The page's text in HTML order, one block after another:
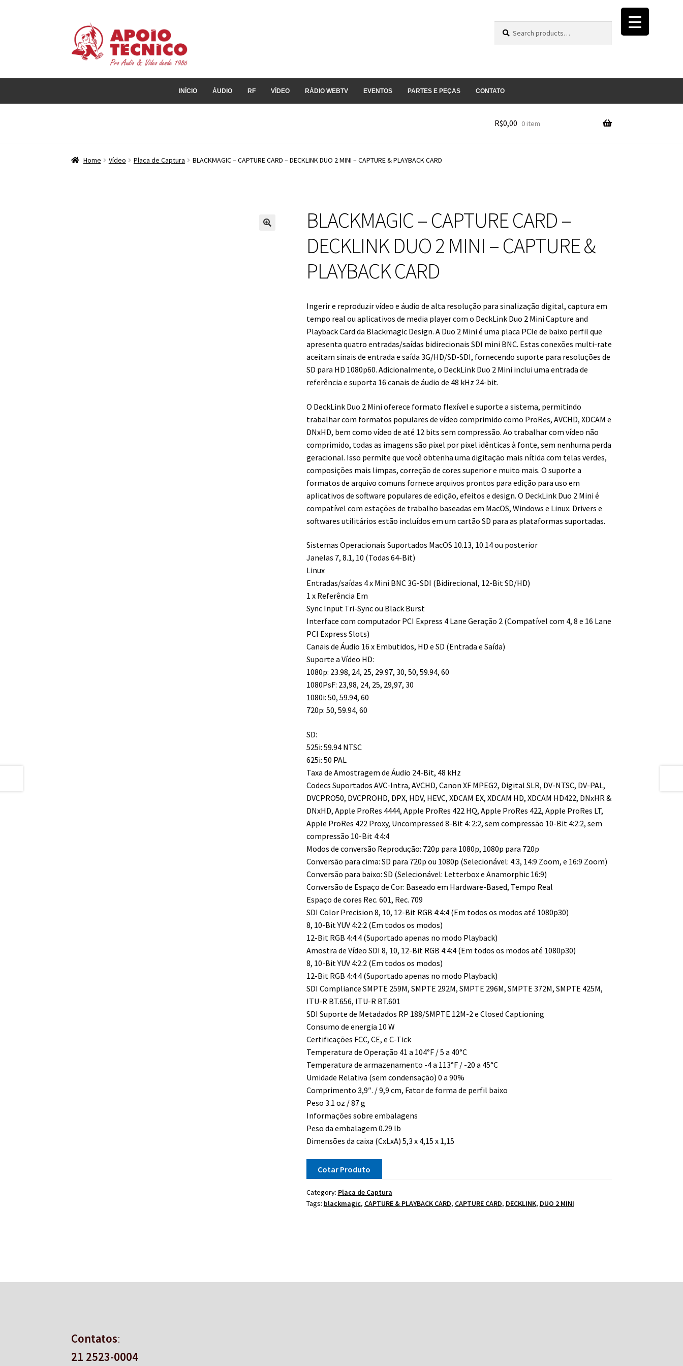
Pular
para
navegação
Pular
para
o
for:
INÍCIO ÁUDIO RF VÍDEO RÁDIO WEBTV EVENTOS PARTES E PEÇAS CONTATO
R$0,00 0 item
Home Vídeo Placa de Captura BLACKMAGIC – CAPTURE CARD – DECKLINK DUO 2 MINI – CAPTURE & PLAYBACK CARD
BLACKMAGIC – CAPTURE CARD –
DECKLINK DUO 2 MINI – CAPTURE &
PLAYBACK CARD
Ingerir e reproduzir vídeo e áudio de alta resolução para sinalização digital, captura em
tempo real ou aplicativos de media player com o DeckLink Duo 2 Mini Capture and
Playback Card da Blackmagic Design. A Duo 2 Mini é uma placa PCIe de baixo perfil que
apresenta quatro entradas/saídas bidirecionais SDI mini BNC. Estas conexões multi-rate
aceitam sinais de entrada e saída 3G/HD/SD-SDI, fornecendo suporte para resoluções de
SD para HD 1080p60. Adicionalmente, o DeckLink Duo 2 Mini inclui uma entrada de
referência e suporta 16 canais de áudio de 48 kHz 24-bit.
O DeckLink Duo 2 Mini oferece formato flexível e suporte a sistema, permitindo
trabalhar com formatos populares de vídeo comprimido como ProRes, AVCHD, XDCAM e
DNxHD, bem como vídeo de até 12 bits sem compressão. Ao trabalhar com vídeo não
comprimido, todas as imagens são pixel por pixel idênticas à fonte, sem nenhuma perda
geracional. Isso permite que você obtenha uma digitação mais nítida com telas verdes,
composições mais limpas, correção de cores superior e muito mais. O suporte a
formatos de arquivo comuns fornece arquivos prontos para edição para uso em
aplicativos de software populares de edição, efeitos e design. O DeckLink Duo 2 Mini é
compatível com estações de trabalho baseadas em MacOS, Windows e Linux. Drivers e
softwares utilitários estão incluídos em um cartão SD para as plataformas suportadas.
Sistemas Operacionais Suportados MacOS 10.13, 10.14 ou posterior
Janelas 7, 8.1, 10 (Todas 64-Bit)
Linux
Entradas/saídas 4 x Mini BNC 3G-SDI (Bidirecional, 12-Bit SD/HD)
1 x Referência Em
Sync Input Tri-Sync ou Black Burst
Interface com computador PCI Express 4 Lane Geração 2 (Compatível com 4, 8 e 16 Lane
PCI Express Slots)
Canais de Áudio 16 x Embutidos, HD e SD (Entrada e Saída)
Suporte a Vídeo HD:
1080p: 23.98, 24, 25, 29.97, 30, 50, 59.94, 60
1080PsF: 23,98, 24, 25, 29,97, 30
1080i: 50, 59.94, 60
720p: 50, 59.94, 60
SD:
525i: 59.94 NTSC
625i: 50 PAL
Taxa de Amostragem de Áudio 24-Bit, 48 kHz
Codecs Suportados AVC-Intra, AVCHD, Canon XF MPEG2, Digital SLR, DV-NTSC, DV-PAL,
DVCPRO50, DVCPROHD, DPX, HDV, HEVC, XDCAM EX, XDCAM HD, XDCAM HD422, DNxHR &
DNxHD, Apple ProRes 4444, Apple ProRes 422 HQ, Apple ProRes 422, Apple ProRes LT,
Apple ProRes 422 Proxy, Uncompressed 8-Bit 4: 2:2, sem compressão 10-Bit 4:2:2, sem
compressão 10-Bit 4:4:4
Modos de conversão Reprodução: 720p para 1080p, 1080p para 720p
Conversão para cima: SD para 720p ou 1080p (Selecionável: 4:3, 14:9 Zoom, e 16:9 Zoom)
Conversão para baixo: SD (Selecionável: Letterbox e Anamorphic 16:9)
Conversão de Espaço de Cor: Baseado em Hardware-Based, Tempo Real
Espaço de cores Rec. 601, Rec. 709
SDI Color Precision 8, 10, 12-Bit RGB 4:4:4 (Em todos os modos até 1080p30)
8, 10-Bit YUV 4:2:2 (Em todos os modos)
12-Bit RGB 4:4:4 (Suportado apenas no modo Playback)
Amostra de Vídeo SDI 8, 10, 12-Bit RGB 4:4:4 (Em todos os modos até 1080p30)
8, 10-Bit YUV 4:2:2 (Em todos os modos)
12-Bit RGB 4:4:4 (Suportado apenas no modo Playback)
SDI Compliance SMPTE 259M, SMPTE 292M, SMPTE 296M, SMPTE 372M, SMPTE 425M,
ITU-R BT.656, ITU-R BT.601
SDI Suporte de Metadados RP 188/SMPTE 12M-2 e Closed Captioning
Consumo de energia 10 W
Certificações FCC, CE, e C-Tick
Temperatura de Operação 41 a 104°F / 5 a 40°C
Temperatura de armazenamento -4 a 113°F / -20 a 45°C
Umidade Relativa (sem condensação) 0 a 90%
Comprimento 3,9″. / 9,9 cm, Fator de forma de perfil baixo
Peso 3.1 oz / 87 g
Informações sobre embalagens
Peso da embalagem 0.29 lb
Dimensões da caixa (CxLxA) 5,3 x 4,15 x 1,15
Cotar Produto
Category: Placa de Captura
Tags: blackmagic, CAPTURE & PLAYBACK CARD, CAPTURE CARD, DECKLINK, DUO 2 MINI
Contatos:
21 2523-0004